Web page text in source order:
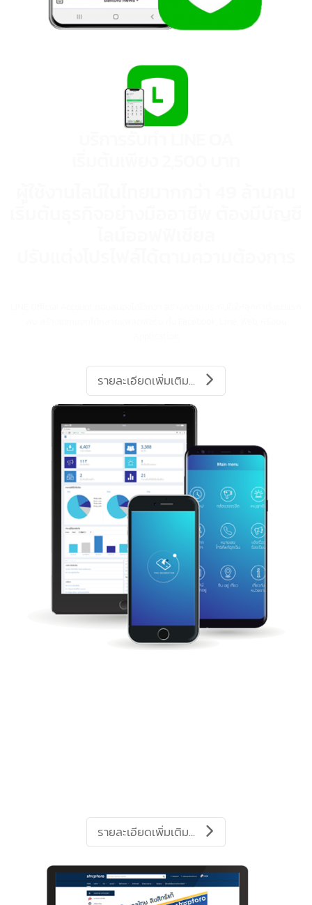
ผู้ใช้งานไลน์ในไทยมากกว่า 49 ล้านคน
เริ่มต้นธุรกิจอย่างมืออาชีพ ต้องมีบั
ไลน์ออฟฟิเชียล
ปรับแต่งโปรไฟล์ได้ตามความต้องการ
LINE Official Account ตอบสนองได้ไวกว่า สร้างความประทับใจให้ลูกค้าตั้งแต่แ
พบ สร้างแชทบอทได้หลายแพลตฟอร์ม ทั้ง Facebook, Line, Web, หรือบน
รายละเอียดเพิ่มเติม...
ผลงานแอปพลิเคชั่น